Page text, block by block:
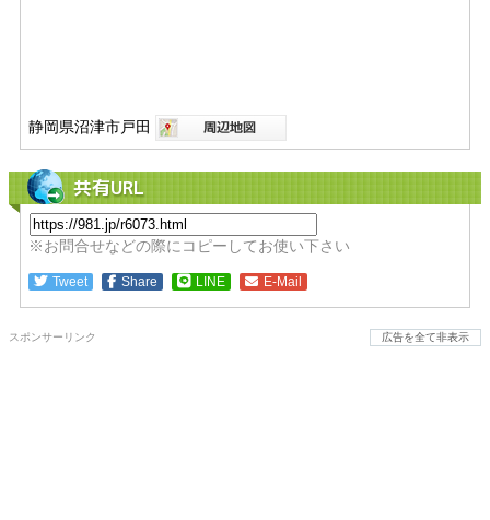
静岡県沼津市戸田
共有URL
※お問合せなどの際にコピーしてお使い下さい
Tweet Share LINE E-Mail
スポンサーリンク 広告を全て非表示